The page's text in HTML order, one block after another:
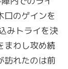
口のゲインを
みトライを決
まわし攻め続
訪れたのは前